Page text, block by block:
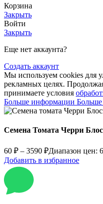
Корзина
Закрыть
Войти
Закрыть
Еще нет аккаунта?
Создать аккаунт
Мы используем cookies для
рекламных целях.
принимаете условия
Больше информации
Семена Томата Черри
60 ₽ – 3590 ₽Диапазон цен:
Добавить в избранное